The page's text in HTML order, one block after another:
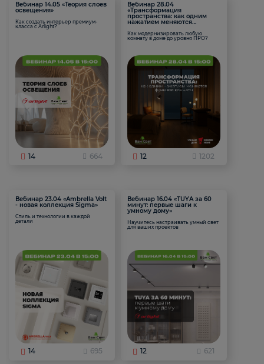
Вебинар 14.05 «Теория слоев
освещения»
Как создать интерьер премиум-
класса с Arlight?
14 664
Вебинар 28.04
«Трансформация
пространства: как одним
нажатием меняются
Как модернизировать любую
комнату в доме до уровня ПРО?
12 1202
Вебинар 23.04 «Ambrella Volt
- новая коллекция Sigma»
Стиль и технологии в каждой
детали
14 695
Вебинар 16.04 «TUYA за 60
минут: первые шаги к
умному дому»
Научитесь настраивать умный свет
для ваших проектов
12 621